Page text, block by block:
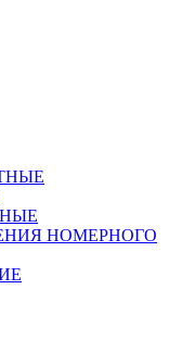
НОМЕРНОГО